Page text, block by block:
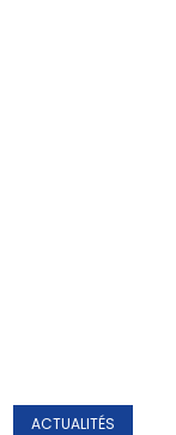
ACTUALITÉS